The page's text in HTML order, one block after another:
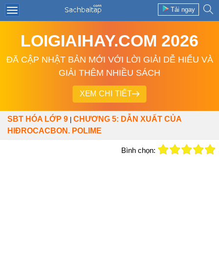
Tải ngay
LOIGIAIHAY.COM 2026
ĐÃ CẬP NHẬT BẢN MỚI VỚI LỜI GIẢI DỄ HIỂU VÀ
GIẢI THÊM NHIỀU SÁCH
XEM CHI TIẾT
SBT HÓA LỚP 9
CHƯƠNG 5: DẪN XUẤT CỦA
HIĐROCACBON. POLIME
Bình chọn: